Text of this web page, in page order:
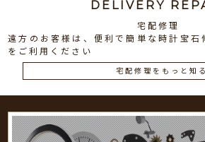
DELIVERY
宅配修理
遠方のお客様は、便利で簡単な時計宝石
をご利用ください
宅配修理をもっと知る